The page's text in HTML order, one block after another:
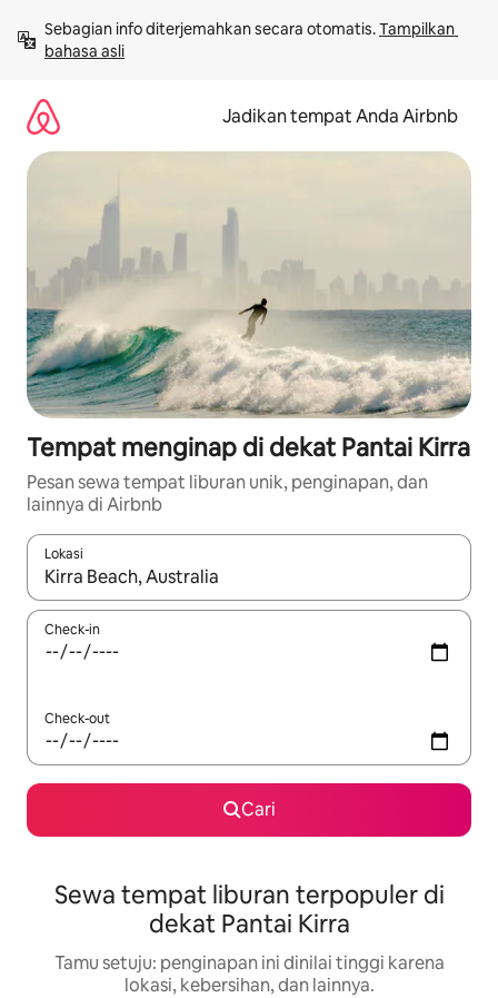
langsung
lihat
Sebagian info diterjemahkan secara otomatis. Tampilkan
bahasa asli
Jadikan tempat Anda Airbnb
Tempat menginap di dekat Pantai Kirra
Pesan sewa tempat liburan unik, penginapan, dan
lainnya di Airbnb
Lokasi
Jika hasil yang dicari tersedia, telusuri dengan tombol panah
Check-in
Check-out
Cari
Sewa tempat liburan terpopuler di
dekat Pantai Kirra
Tamu setuju: penginapan ini dinilai tinggi karena
lokasi, kebersihan, dan lainnya.